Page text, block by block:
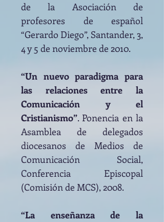
de la Asociación de
profesores de español
“Gerardo Diego”, Santander, 3,
4 y 5 de noviembre de 2010.
“Un nuevo paradigma para
las relaciones entre la
Comunicación y el
Cristianismo”. Ponencia en la
Asamblea de delegados
diocesanos de Medios de
Comunicación Social,
Conferencia Episcopal
(Comisión de MCS), 2008.
“La enseñanza de la